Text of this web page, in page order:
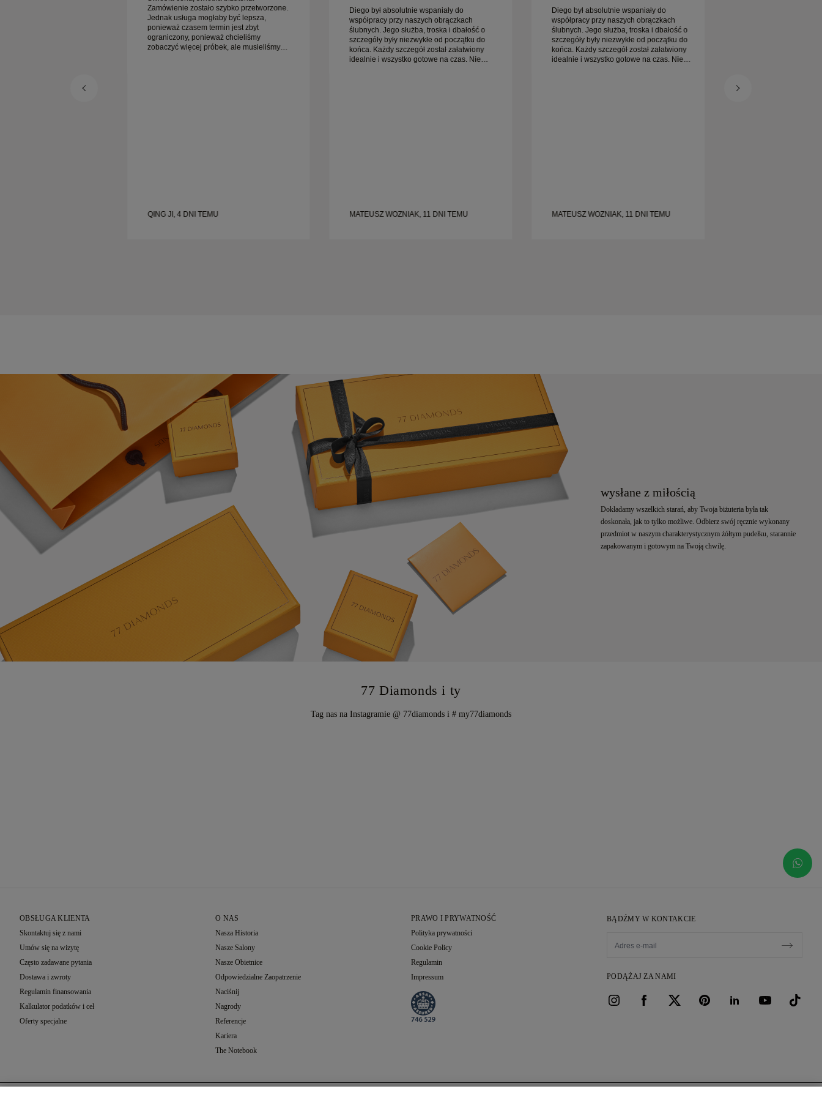
Zamówienie zostało szybko przetworzone.
Jednak usługa mogłaby być lepsza,
ponieważ czasem termin jest zbyt
ograniczony, ponieważ chcieliśmy
zobaczyć więcej próbek, ale musieliśmy
QING JI, 4 DNI TEMU
Diego był absolutnie wspaniały do
współpracy przy naszych obrączkach
ślubnych. Jego służba, troska i dbałość o
szczegóły były niezwykłe od początku do
końca. Każdy szczegół został załatwiony
idealnie i wszystko gotowe na czas. Nie
MATEUSZ WOZNIAK, 11 DNI TEMU
Diego był absolutnie wspaniały do
współpracy przy naszych obrączkach
ślubnych. Jego służba, troska i dbałość o
szczegóły były niezwykłe od początku do
końca. Każdy szczegół został załatwiony
idealnie i wszystko gotowe na czas. Nie
MATEUSZ WOZNIAK, 11 DNI TEMU
wysłane z miłością
Dokładamy wszelkich starań, aby Twoja biżuteria była tak
doskonała, jak to tylko możliwe. Odbierz swój ręcznie wykonany
przedmiot w naszym charakterystycznym żółtym pudełku, starannie
zapakowanym i gotowym na Twoją chwilę.
77 Diamonds i ty
Tag nas na Instagramie @ 77diamonds i # my77diamonds
BĄDŹMY W KONTAKCIE
PODĄŻAJ ZA NAMI
OBSŁUGA KLIENTA
Skontaktuj się z nami
Umów się na wizytę
Często zadawane pytania
Dostawa i zwroty
Regulamin finansowania
Kalkulator podatków i ceł
Oferty specjalne
O NAS
Nasza Historia
Nasze Salony
Nasze Obietnice
Odpowiedzialne Zaopatrzenie
Naciśnij
Nagrody
Referencje
Kariera
The Notebook
PRAWO I PRYWATNOŚĆ
Polityka prywatności
Cookie Policy
Regulamin
Impressum